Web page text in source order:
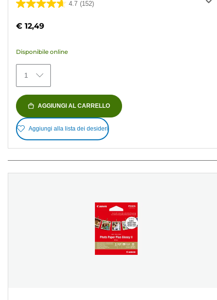
4.7 (152)
4.7
5
152
recensioni
€ 12,49
Disponibile online
1
AGGIUNGI AL CARRELLO
Aggiungi alla lista dei desideri